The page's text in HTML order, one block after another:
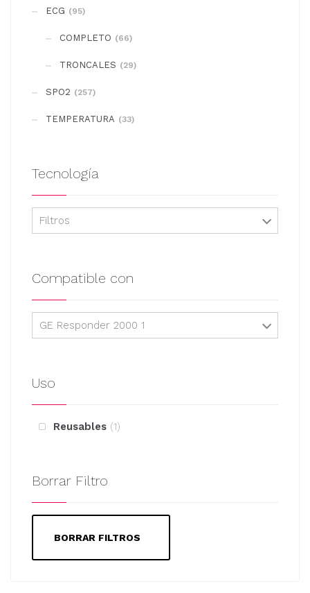
pueden
elegir
página
de
ECG (95)
COMPLETO (66)
TRONCALES (29)
SPO2 (257)
TEMPERATURA (33)
Tecnología
Filtros
Compatible con
GE Responder 2000 1
Uso
Reusables 1
Borrar Filtro
BORRAR FILTROS